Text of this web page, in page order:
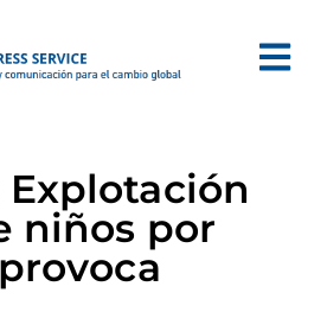
Explotación
niños por